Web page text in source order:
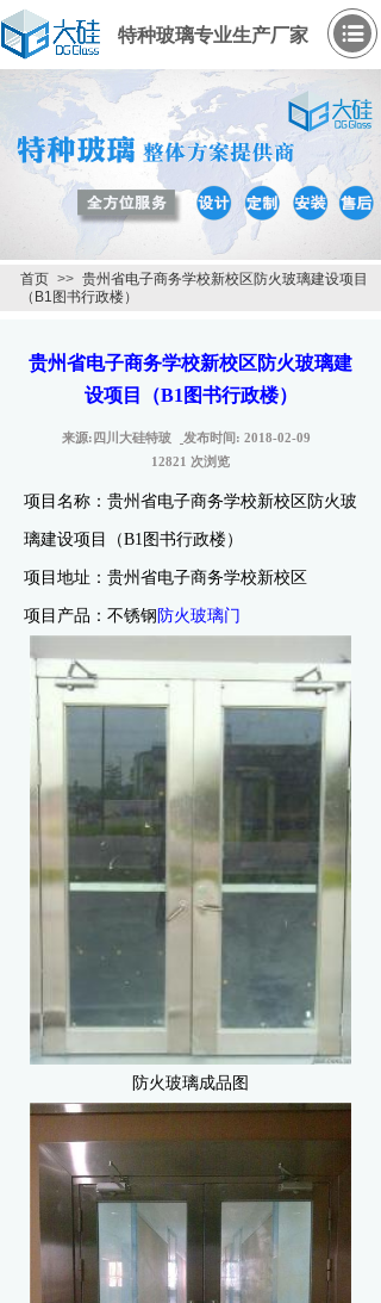
特种玻璃专业生产厂家
首页 >> 贵州省电子商务学校新校区防火玻璃建设项目
（B1图书行政楼）
贵州省电子商务学校新校区防火玻璃建
设项目（B1图书行政楼）
来源:四川大硅特玻 发布时间: 2018-02-09
12821 次浏览
项目名称： 贵州省电子商务学校新校区防火玻
璃建设项目（B1图书行政楼）
项目地址： 贵州省电子商务学校新校区
项目产品：不锈钢 防火玻璃门
防火玻璃成品图